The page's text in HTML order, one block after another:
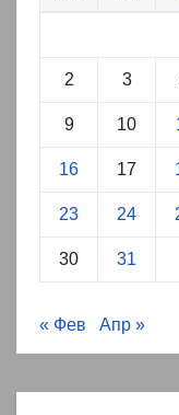
2 3
9 10
16 17
23 24
30 31
« Фев Апр »